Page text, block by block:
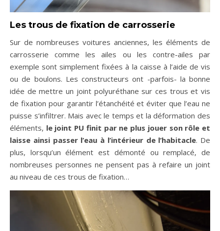
Les trous de fixation de carrosserie
Sur de nombreuses voitures anciennes, les éléments de
carrosserie comme les ailes ou les contre-ailes par
exemple sont simplement fixées à la caisse à l’aide de vis
ou de boulons. Les constructeurs ont -parfois- la bonne
idée de mettre un joint polyuréthane sur ces trous et vis
de fixation pour garantir l’étanchéité et éviter que l’eau ne
puisse s’infiltrer. Mais avec le temps et la déformation des
éléments, le joint PU finit par ne plus jouer son rôle et
laisse ainsi passer l’eau à l’intérieur de l’habitacle. De
plus, lorsqu’un élément est démonté ou remplacé, de
nombreuses personnes ne pensent pas à refaire un joint
au niveau de ces trous de fixation…